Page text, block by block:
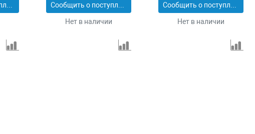
Сообщить о поступлении Сообщить о поступлении
Нет в наличии
Сообщить о поступлении
Нет в наличии